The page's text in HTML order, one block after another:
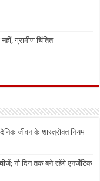
नहीं, ग्रामीण चिंतित
जीवन के शास्त्रोक्त नियम
नौ दिन तक बने रहेंगे एनर्जेटिक